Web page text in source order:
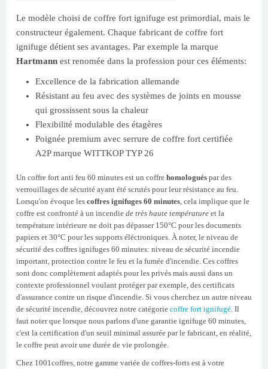
Le modèle choisi de coffre fort ignifuge est primordial, mais le
constructeur également. Chaque fabricant de coffre fort
ignifuge détient ses avantages. Par exemple la marque
Hartmann est renomée dans la profession pour ces éléments:
Excellence de la fabrication allemande
Résistant au feu avec des systèmes de joints en mousse
qui grossissent sous la chaleur
Flexibilité modulable des étagères
Poignée premium avec serrure de coffre fort certifiée
A2P marque WITTKOP TYP 26
Un coffre fort anti feu 60 minutes est un coffre homologués par des
verrouillages de sécurité ayant été scrutés pour leur résistance au feu.
Lorsqu'on évoque les coffres ignifuges 60 minutes, cela implique que le
coffre est confronté à un incendie de très haute température et la
température intérieure ne doit pas dépasser 150°C pour les documents
papiers et 30°C pour les supports éléctroniques. À noter, le niveau de
sécurité des coffres ignifuges 60 minutes: niveau de sécurité incendie
important, protection contre le feu et la fumée d'incendie. Ces coffres
sont donc complètement adaptés pour les privés mais aussi dans un
contexte professionnel voulant protéger par exemple, des certificats
d'assurance contre un risque d'incendie. Si vous cherchez un autre niveau
de sécurité incendie, découvrez notre catégorie coffre fort ignifugé. Il
faut noter que lorsque nous parlons d'une garantie ignifuge 60 minutes,
c'est la certification d'un seuil minimal assurée par le fabricant, en réalité,
le coffre peut avoir une durée de vie prolongée.
Chez 1001coffres, notre gamme variée de coffres-forts est à votre